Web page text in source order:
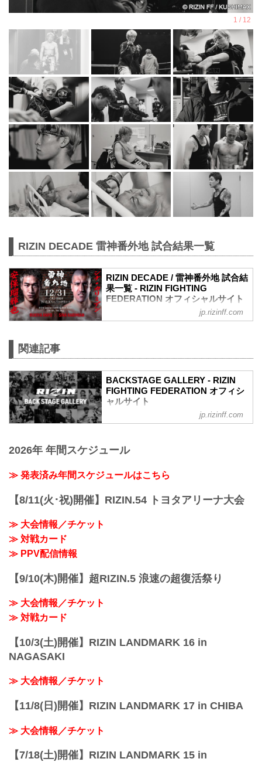
RIZIN DECADE 雷神番外地 試合結果一覧
RIZIN DECADE / 雷神番外地 試合結
果一覧 - RIZIN FIGHTING
FEDERATION オフィシャルサイト
第7試合／安保瑠輝也 vs. シナ・カリミア
（WIN）安保瑠輝也 vs. シナ・カリミア
ン（LOSE）
6R 2分00秒 判定（3-0）
≫ 試合結果詳細
第6試合／細川一颯 vs. 宇佐美正パトリッ
RIZIN オープンフィンガーグローブ キッ
（LOSE）細川一颯 vs. 宇佐美正パトリッ
2R 2分59秒 TKO（レフェリーストップ）
≫ 試合結果詳...
jp.rizinff.com
関連記事
BACKSTAGE GALLERY - RIZIN
FIGHTING FEDERATION オフィシ
ャルサイト
BACKSTAGE GALLERY の記事一覧 - 格
イジン ファイティング フェデレーショ
いきます。
jp.rizinff.com
2026年 年間スケジュール
≫ 発表済み年間スケジュールはこちら
【8/11(火･祝)開催】RIZIN.54 トヨタアリーナ大会
≫ 大会情報／チケット
≫ 対戦カード
≫ PPV配信情報
【9/10(木)開催】超RIZIN.5 浪速の超復活祭り
≫ 大会情報／チケット
≫ 対戦カード
【10/3(土)開催】RIZIN LANDMARK 16 in
NAGASAKI
≫ 大会情報／チケット
【11/8(日)開催】RIZIN LANDMARK 17 in CHIBA
≫ 大会情報／チケット
【7/18(土)開催】RIZIN LANDMARK 15 in